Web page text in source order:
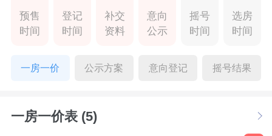
预售
时间
登记
时间
补交
资料
意向
公示
摇号
时间
选房
时间
一房一价 公示方案 意向登记 摇号结果
一房一价表 (5)